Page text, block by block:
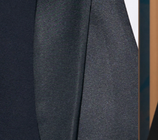
無料相談予約
来店・オンライン